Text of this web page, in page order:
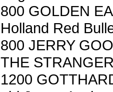
800 GOLDEN
Holland Red
800 JERRY
THE
1200